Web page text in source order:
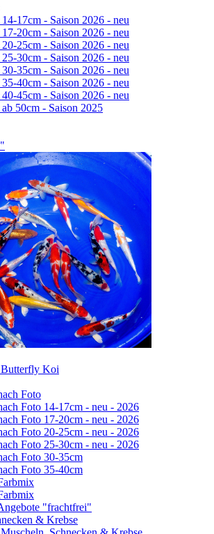
17cm - Saison 2026 - neu
20cm - Saison 2026 - neu
25cm - Saison 2026 - neu
30cm - Saison 2026 - neu
35cm - Saison 2026 - neu
40cm - Saison 2026 - neu
45cm - Saison 2026 - neu
50cm - Saison 2025
Koi
Foto
Foto 14-17cm - neu - 2026
Foto 17-20cm - neu - 2026
Foto 20-25cm - neu - 2026
Foto 25-30cm - neu - 2026
Foto 30-35cm
Foto 35-40cm
"frachtfrei"
& Krebse